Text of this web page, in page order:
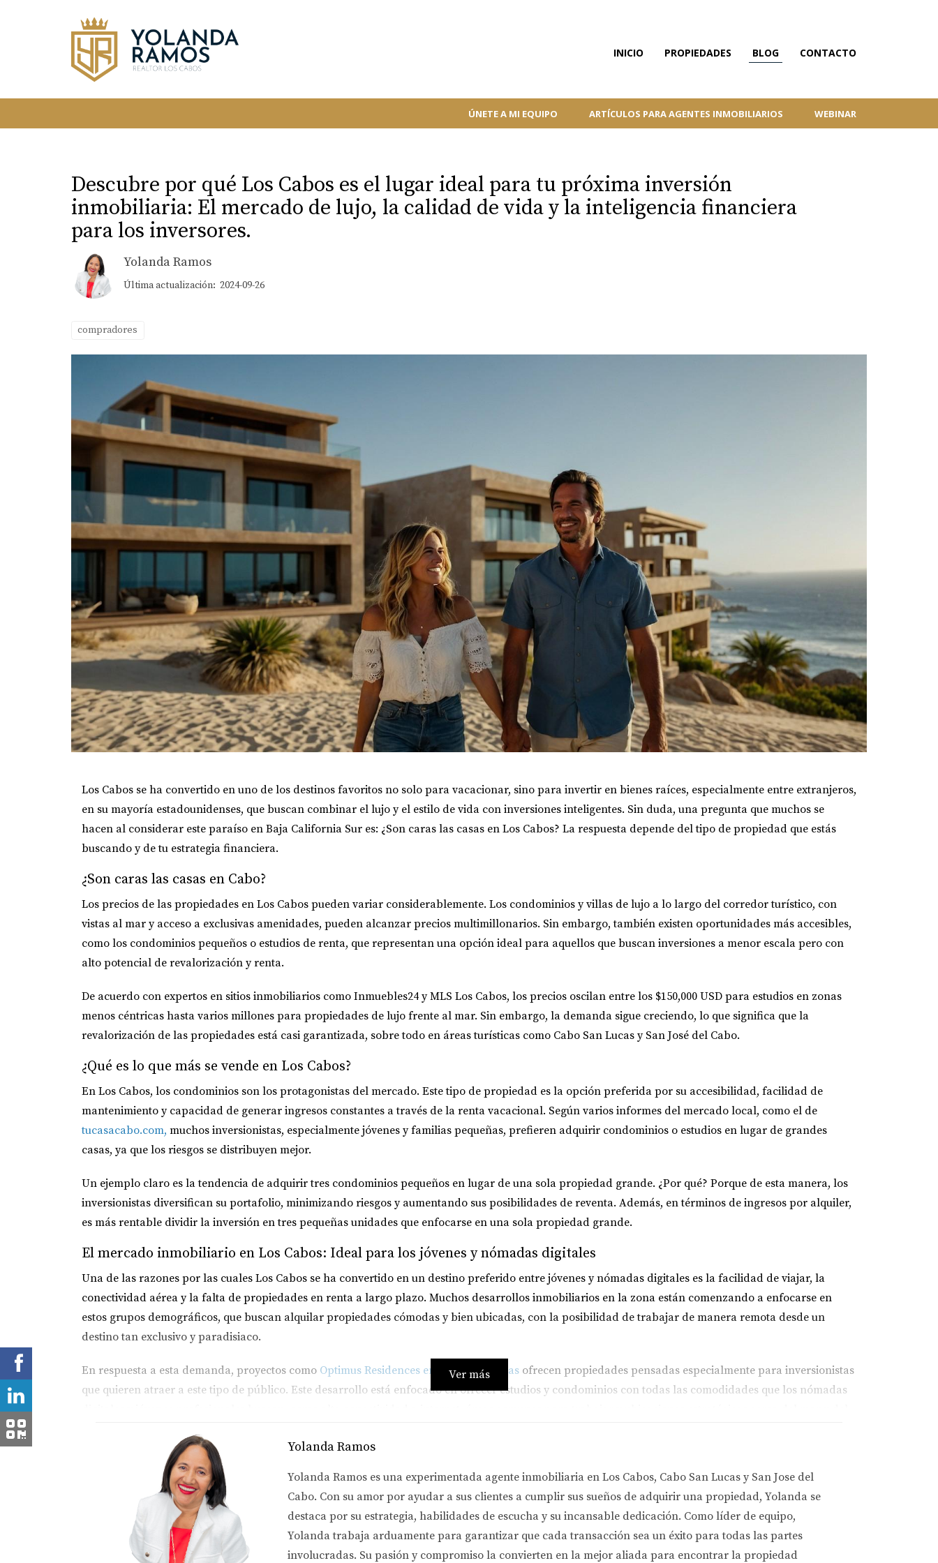
INICIO PROPIEDADES BLOG CONTACTO
ÚNETE A MI EQUIPO ARTÍCULOS PARA AGENTES INMOBILIARIOS WEBINAR
Descubre por qué Los Cabos es el lugar ideal para tu próxima inversión
inmobiliaria: El mercado de lujo, la calidad de vida y la inteligencia financiera
para los inversores.
Yolanda Ramos
Última actualización: 2024-09-26
compradores
Los Cabos se ha convertido en uno de los destinos favoritos no solo para vacacionar, sino para invertir en bienes raíces, especialmente entre extranjeros,
en su mayoría estadounidenses, que buscan combinar el lujo y el estilo de vida con inversiones inteligentes. Sin duda, una pregunta que muchos se
hacen al considerar este paraíso en Baja California Sur es: ¿Son caras las casas en Los Cabos? La respuesta depende del tipo de propiedad que estás
buscando y de tu estrategia financiera.
¿Son caras las casas en Cabo?
Los precios de las propiedades en Los Cabos pueden variar considerablemente. Los condominios y villas de lujo a lo largo del corredor turístico, con
vistas al mar y acceso a exclusivas amenidades, pueden alcanzar precios multimillonarios. Sin embargo, también existen oportunidades más accesibles,
como los condominios pequeños o estudios de renta, que representan una opción ideal para aquellos que buscan inversiones a menor escala pero con
alto potencial de revalorización y renta.
De acuerdo con expertos en sitios inmobiliarios como Inmuebles24 yMLS Los Cabos, los precios oscilan entre los $150,000 USD para estudios en zonas
menos céntricas hasta varios millones para propiedades de lujo frente al mar. Sin embargo, la demanda sigue creciendo, lo que significa que la
revalorización de las propiedades está casi garantizada, sobre todo en áreas turísticas como Cabo San Lucas y San José del Cabo.
¿Qué es lo que más se vende en Los Cabos?
En Los Cabos, los condominios son los protagonistas del mercado. Este tipo de propiedad es la opción preferida por su accesibilidad, facilidad de
mantenimiento y capacidad de generar ingresos constantes a través de la renta vacacional. Según varios informes del mercado local, como el de
tucasacabo.com, muchos inversionistas, especialmente jóvenes y familias pequeñas, prefieren adquirir condominios o estudios en lugar de grandes
casas, ya que los riesgos se distribuyen mejor.
Un ejemplo claro es la tendencia de adquirir tres condominios pequeños en lugar de una sola propiedad grande. ¿Por qué? Porque de esta manera, los
inversionistas diversifican su portafolio, minimizando riesgos y aumentando sus posibilidades de reventa. Además, en términos de ingresos por alquiler,
es más rentable dividir la inversión en tres pequeñas unidades que enfocarse en una sola propiedad grande.
El mercado inmobiliario en Los Cabos: Ideal para los jóvenes y nómadas digitales
Una de las razones por las cuales Los Cabos se ha convertido en un destino preferido entre jóvenes y nómadas digitales es la facilidad de viajar, la
conectividad aérea y la falta de propiedades en renta a largo plazo. Muchos desarrollos inmobiliarios en la zona están comenzando a enfocarse en
estos grupos demográficos, que buscan alquilar propiedades cómodas y bien ubicadas, con la posibilidad de trabajar de manera remota desde un
destino tan exclusivo y paradisiaco.
En respuesta a esta demanda, proyectos como Optimus Residences en Cabo San Lucas ofrecen propiedades pensadas especialmente para inversionistas
que quieren atraer a este tipo de público. Este desarrollo está enfocado en ofrecer estudios y condominios con todas las comodidades que los nómadas
La economía impulsada por extranjeros en Los Cabos
Muchos extranjeros que han decidido invertir en Los Cabos han encontrado aquí no solo un hogar, sino también una excelente oportunidad para hacer
crecer su patrimonio. La llegada de americanos y canadienses ha sido fundamental para el impulso de la economía local. Según datos recientes del
mercado, el 60% de los compradores de propiedades de lujo en Los Cabos son extranjeros, lo que genera una constante inyección de capital en la zona,
dinamizando la economía y creando empleos.
Ver más
Yolanda Ramos
Yolanda Ramos es una experimentada agente inmobiliaria en Los Cabos, Cabo San Lucas y San Jose del
Cabo. Con su amor por ayudar a sus clientes a cumplir sus sueños de adquirir una propiedad, Yolanda se
destaca por su estrategia, habilidades de escucha y su incansable dedicación. Como líder de equipo,
Yolanda trabaja arduamente para garantizar que cada transacción sea un éxito para todas las partes
involucradas. Su pasión y compromiso la convierten en la mejor aliada para encontrar la propiedad